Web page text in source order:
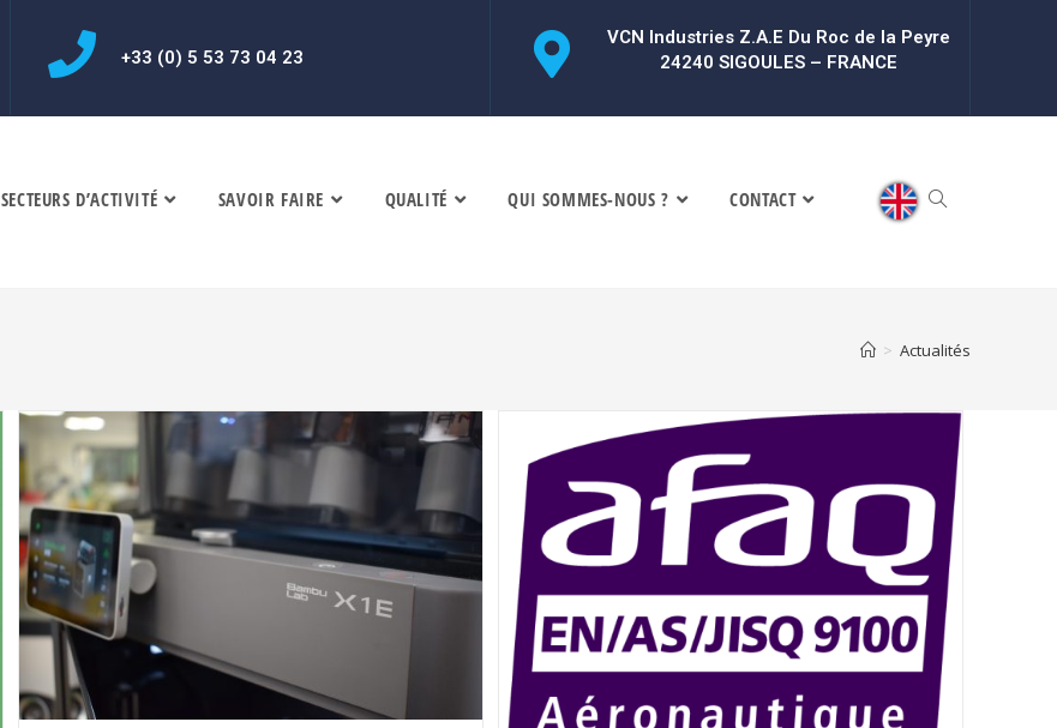
+33 (0) 5 53 73 04 23
VCN Industries Z.A.E Du Roc de la Peyre
24240 SIGOULES – FRANCE
SECTEURS D’ACTIVITÉ SAVOIR FAIRE QUALITÉ QUI SOMMES-NOUS ? CONTACT
> Actualités